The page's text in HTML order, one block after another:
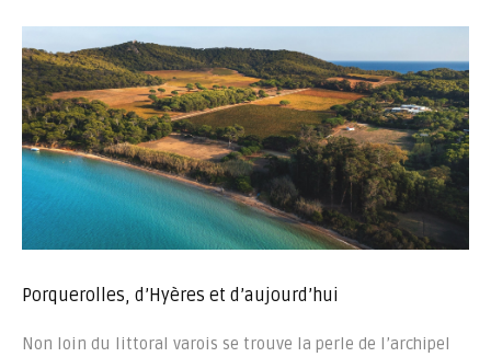
Porquerolles, d’Hyères et d’aujourd’hui
Non loin du littoral varois se trouve la perle de l’archipel